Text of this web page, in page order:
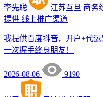
李先聪 江苏互旦 商务
提供 线上推广渠道
我提供百度抖音，开户+代
一次握手终身朋友！
2026-08-06 9190